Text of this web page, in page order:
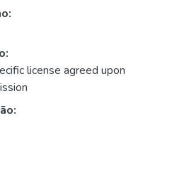
license agreed upon